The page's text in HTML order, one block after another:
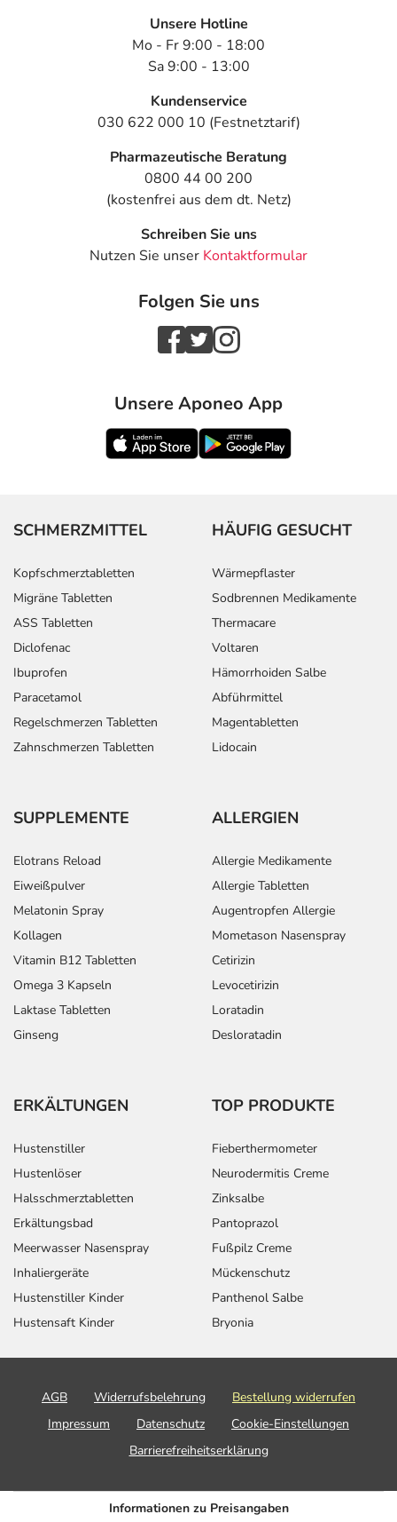
Unsere Hotline
Mo - Fr 9:00 - 18:00
Sa 9:00 - 13:00
Kundenservice
030 622 000 10 (Festnetztarif)
Pharmazeutische Beratung
0800 44 00 200
(kostenfrei aus dem dt. Netz)
Schreiben Sie uns
Nutzen Sie unser Kontaktformular
Folgen Sie uns
Unsere Aponeo App
SCHMERZMITTEL
Kopfschmerztabletten
Migräne Tabletten
ASS Tabletten
Diclofenac
Ibuprofen
Paracetamol
Regelschmerzen Tabletten
Zahnschmerzen Tabletten
HÄUFIG GESUCHT
Wärmepflaster
Sodbrennen Medikamente
Thermacare
Voltaren
Hämorrhoiden Salbe
Abführmittel
Magentabletten
Lidocain
SUPPLEMENTE
Elotrans Reload
Eiweißpulver
Melatonin Spray
Kollagen
Vitamin B12 Tabletten
Omega 3 Kapseln
Laktase Tabletten
Ginseng
ALLERGIEN
Allergie Medikamente
Allergie Tabletten
Augentropfen Allergie
Mometason Nasenspray
Cetirizin
Levocetirizin
Loratadin
Desloratadin
ERKÄLTUNGEN
Hustenstiller
Hustenlöser
Halsschmerztabletten
Erkältungsbad
Meerwasser Nasenspray
Inhaliergeräte
Hustenstiller Kinder
Hustensaft Kinder
TOP PRODUKTE
Fieberthermometer
Neurodermitis Creme
Zinksalbe
Pantoprazol
Fußpilz Creme
Mückenschutz
Panthenol Salbe
Bryonia
AGB Widerrufsbelehrung
Bestellung widerrufen
Impressum
Datenschutz
Cookie-Einstellungen
Barrierefreiheitserklärung
Informationen zu Preisangaben